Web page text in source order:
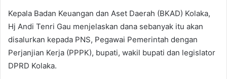
Kepala Badan Keuangan dan Aset Daerah (BKAD) Kolaka,
Hj Andi Tenri Gau menjelaskan dana sebanyak itu akan
disalurkan kepada PNS, Pegawai Pemerintah dengan
Perjanjian Kerja (PPPK), bupati, wakil bupati dan legislator
DPRD Kolaka.